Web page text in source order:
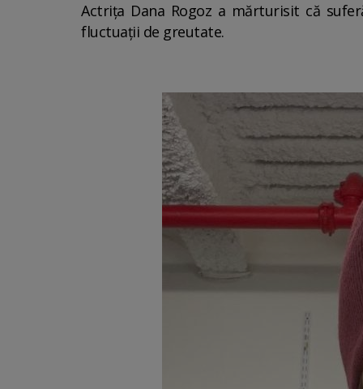
Actrița Dana Rogoz a mărturisit că
fluctuații de greutate.